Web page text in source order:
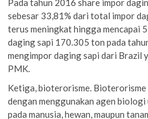
Pada tahun 2016 share impor
sebesar 33,81% dari total impor
terus meningkat hingga mencapai
daging sapi 170.305 ton pada
mengimpor daging sapi dari Brazil
PMK.
Ketiga, bioterorisme.
dengan menggunakan agen
pada manusia, hewan, maupun